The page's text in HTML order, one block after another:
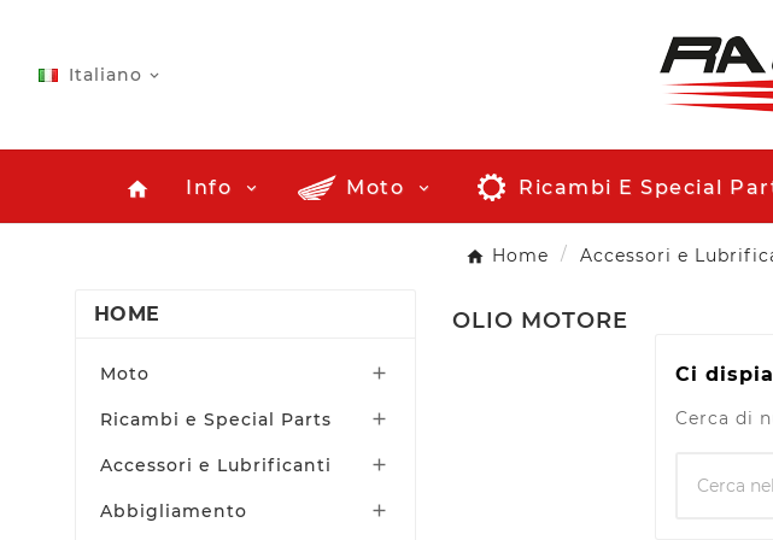
Italiano 
home Info Moto Ricambi E Special
Home Accessori e
HOME
Moto 
Ricambi e Special Parts 
Accessori e Lubrificanti 
Abbigliamento 
OLIO MOTORE
Ci
Cerca di